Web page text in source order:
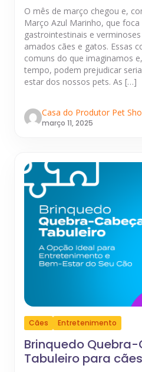
O mês de março chegou e,
Março Azul Marinho, que
gastrointestinais e
amados cães e gatos. Essas
comuns do que imaginamos
tempo, podem prejudicar
estar dos nossos pets. As […]
Casa do Produtor Pet
março 11, 2025
Cães Entretenimento
Brinquedo
Tabuleiro para cães